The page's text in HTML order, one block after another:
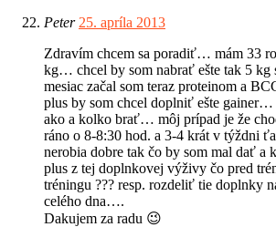
Peter 25. apríla 2013
Zdravím chcem sa poradiť… mám 33
kg… chcel by som nabrať ešte tak 5
mesiac začal som teraz proteinom a
plus by som chcel doplniť ešte gainer…
ako a kolko brať… môj prípad je že
ráno o 8-8:30 hod. a 3-4 krát v týždni
nerobia dobre tak čo by som mal dať a
plus z tej doplnkovej výživy čo pred
tréningu ??? resp. rozdeliť tie doplnky
celého dna….
Dakujem za radu 😉